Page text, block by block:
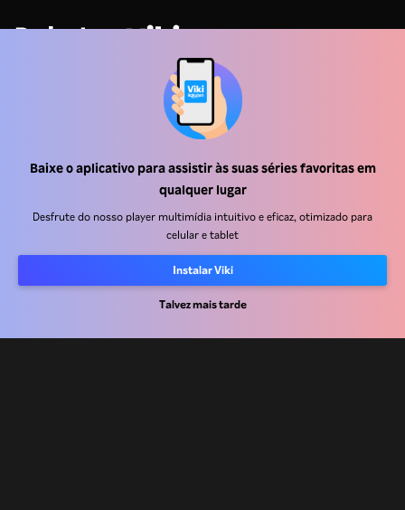
Baixe o aplicativo para assistir às suas séries favoritas em
qualquer lugar
Desfrute do nosso player multimídia intuitivo e eficaz, otimizado para
celular e tablet
Instalar Viki
Talvez mais tarde
Central de ajuda
Central de imprensa
Termos de uso